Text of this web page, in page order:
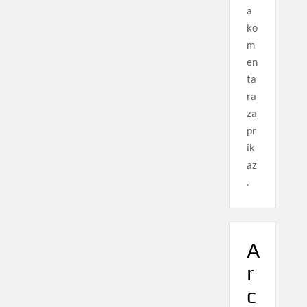
a
ko
m
en
ta
ra
za
pr
ik
az
.
A
r
c